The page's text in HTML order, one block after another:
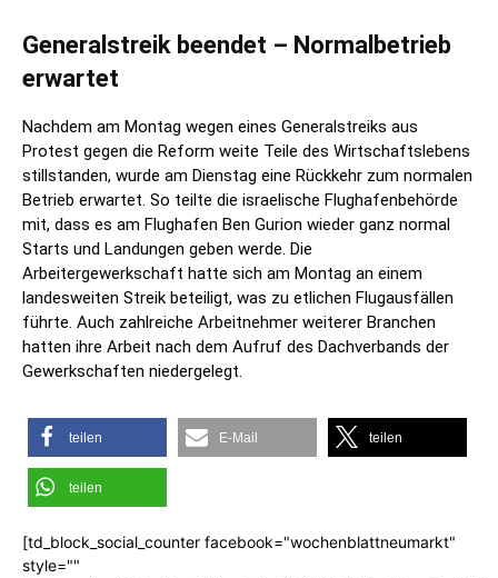
Generalstreik beendet – Normalbetrieb
erwartet
Nachdem am Montag wegen eines Generalstreiks aus
Protest gegen die Reform weite Teile des Wirtschaftslebens
stillstanden, wurde am Dienstag eine Rückkehr zum normalen
Betrieb erwartet. So teilte die israelische Flughafenbehörde
mit, dass es am Flughafen Ben Gurion wieder ganz normal
Starts und Landungen geben werde. Die
Arbeitergewerkschaft hatte sich am Montag an einem
landesweiten Streik beteiligt, was zu etlichen Flugausfällen
führte. Auch zahlreiche Arbeitnehmer weiterer Branchen
hatten ihre Arbeit nach dem Aufruf des Dachverbands der
Gewerkschaften niedergelegt.
teilen E-Mail teilen
teilen
[td_block_social_counter facebook="wochenblattneumarkt"
style=""